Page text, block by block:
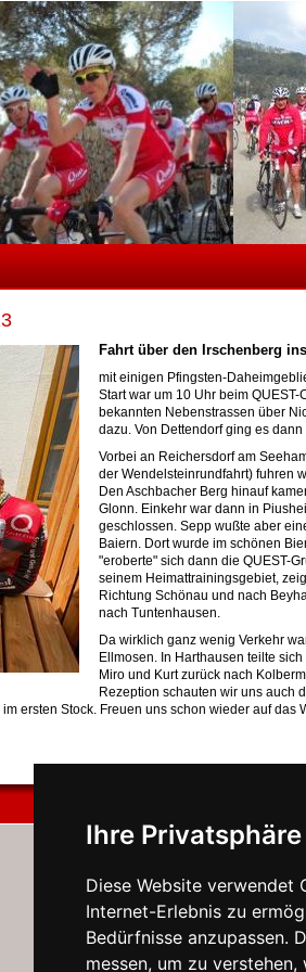
Ihre
Diese Website verwendet
Internet-Erlebnis zu
Bedürfnisse anzupassen.
messen, um zu
Fahrt über den Irschenberg
mit einigen Pfingsten-
Start war um 10 Uhr beim
bekannten Nebenstrassen über
dazu. Von Dettendorf ging es
Vorbei an Reichersdorf am
der Wendelsteinrundfahrt) fuhren
Den Aschbacher Berg hinauf
Glonn. Einkehr war dann in
geschlossen. Sepp wußte aber
Baiern. Dort wurde im schönen
"eroberte" sich dann die QUEST-
seinem Heimattrainingsgebiet,
Richtung Schönau und nach
nach Tuntenhausen.
Da wirklich ganz wenig Verkehr
Ellmosen. In Harthausen teilte
Miro und Kurt zurück nach
Rezeption schauten wir uns auch
ersten Stock. Freuen uns schon wieder auf das